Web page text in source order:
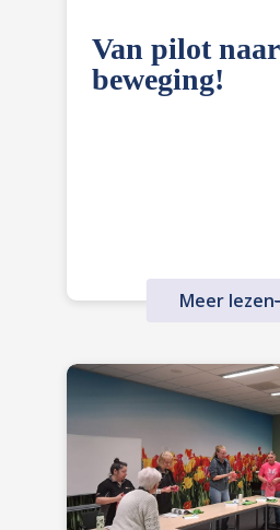
Van pilot naar
beweging!
Meer lezen